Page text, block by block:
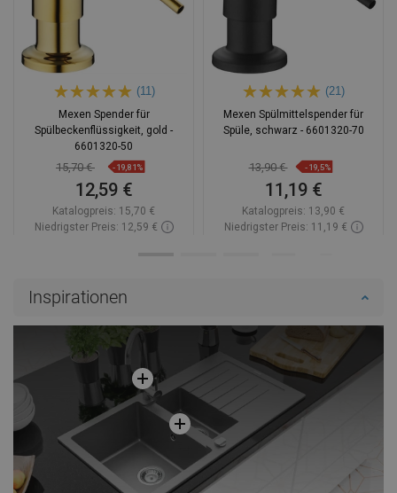
(11)
Mexen Spender für
Spülbeckenflüssigkeit, gold -
6601320-50
15,70 € -19,81%
12,59 €
Katalogpreis: 15,70 €
Niedrigster Preis: 12,59 €
(21)
Mexen Spülmittelspender für
Spüle, schwarz - 6601320-70
13,90 € -19,5%
11,19 €
Katalogpreis: 13,90 €
Niedrigster Preis: 11,19 €
Inspirationen